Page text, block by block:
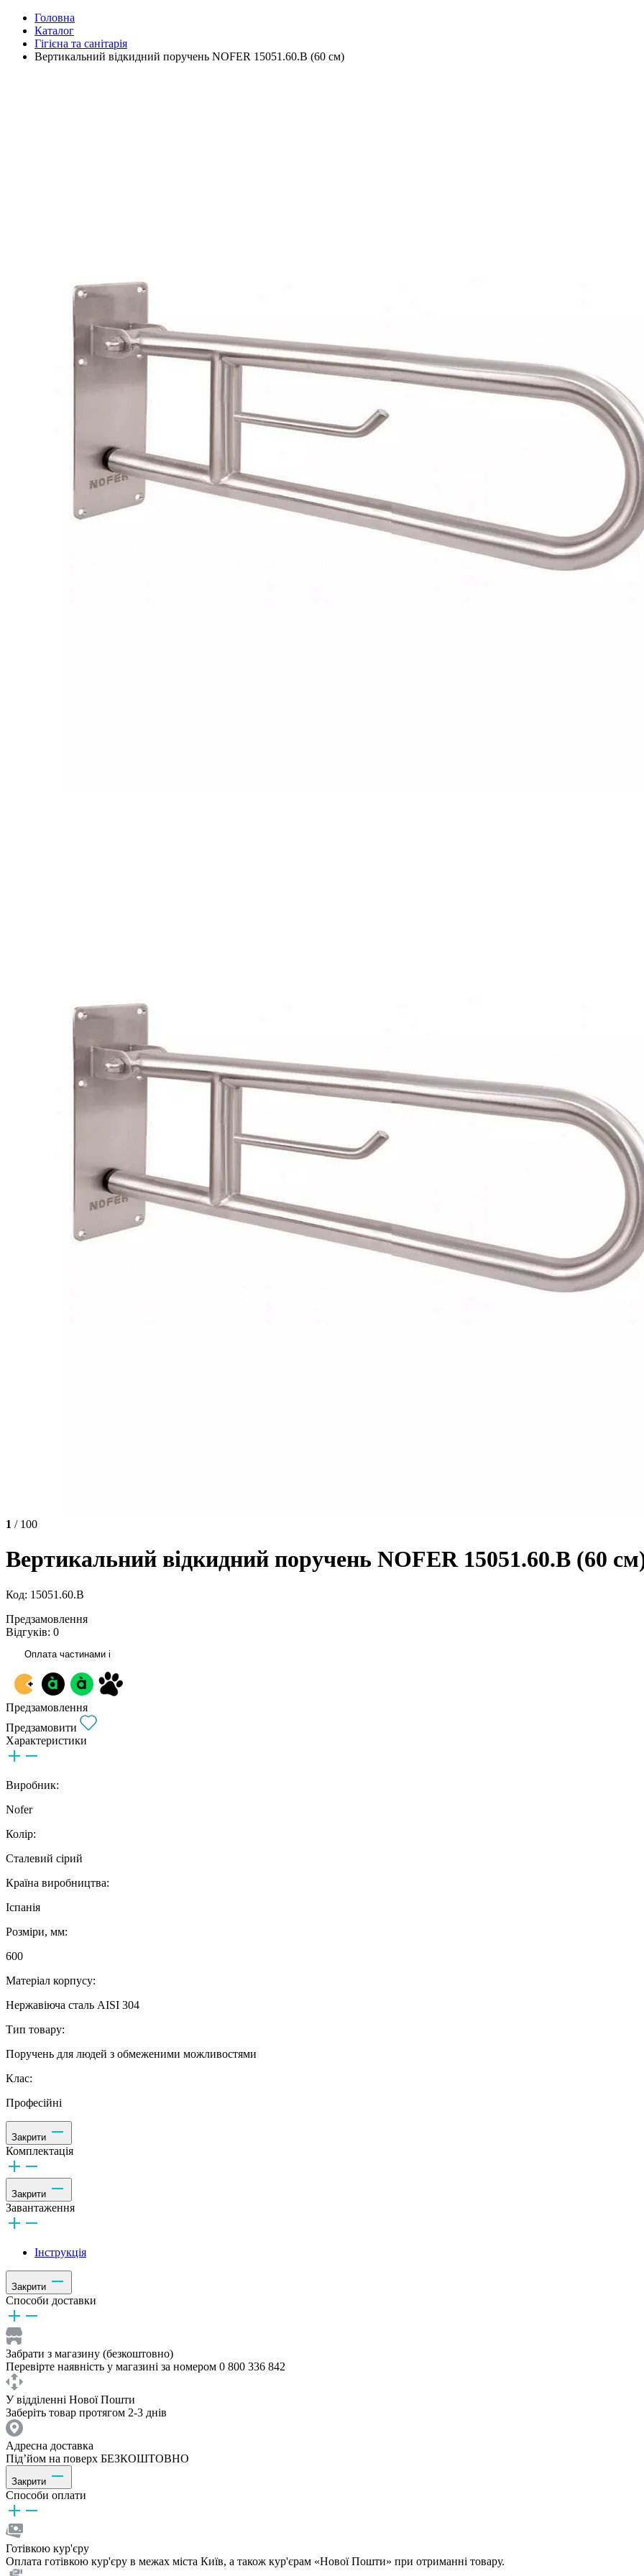
Головна
Каталог
Гігієна та санітарія
Вертикальний відкидний поручень NOFER 15051.60.B (60 см)
1 / 100
Вертикальний відкидний поручень NOFER 15051.60.B (60
Код: 15051.60.B
Предзамовлення
Відгуків: 0
Оплата частинами i
Предзамовлення
Предзамовити
Характеристики
Виробник:
Nofer
Колір:
Сталевий сірий
Країна виробництва:
Іспанія
Розміри, мм:
600
Матеріал корпусу:
Нержавіюча сталь AISI 304
Тип товару:
Поручень для людей з обмеженими можливостями
Клас:
Професійні
Закрити
Комплектація
Закрити
Завантаження
Інструкція
Закрити
Способи доставки
Забрати з магазину (безкоштовно)
Перевірте наявність у магазині за номером 0 800 336 842
У відділенні Нової Пошти
Заберіть товар протягом 2-3 днів
Адресна доставка
Під’йом на поверх БЕЗКОШТОВНО
Закрити
Способи оплати
Готівкою кур'єру
Оплата готівкою кур'єру в межах міста Київ, а також кур'єрам «Нової Пошти» при отриманні товару.